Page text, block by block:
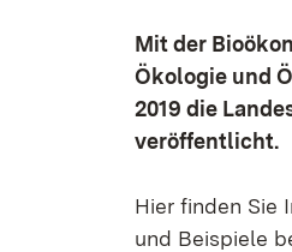
Mit der
Ökologie und
2019 die
veröffentlicht.
Hier finden Sie
und Beispiele